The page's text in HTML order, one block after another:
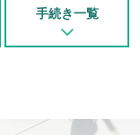
手続き一覧